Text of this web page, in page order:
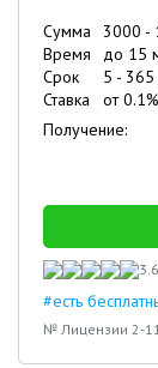
Сумма 3000 -
Время
до 15
Срок
5 - 365
Ставка
от0.1%
Получение:
3.6
#есть
№ Лицензии 2-